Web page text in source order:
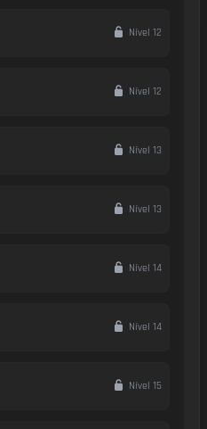
Nível 12
Nível 12
Nível 13
Nível 13
Nível 14
Nível 14
Nível 15